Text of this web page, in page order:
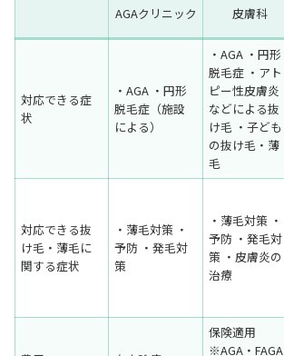
AGAクリニック 皮膚科
対応できる症
状
・AGA ・円形
脱毛症（施設
による）
・AGA ・円形
脱毛症 ・アト
ピー性皮膚炎
などによる抜
け毛 ・子ども
の抜け毛・薄
毛
対応できる抜
け毛・薄毛に
関する症状
・薄毛対策 ・
予防 ・発毛対
策
・薄毛対策 ・
予防 ・発毛対
策 ・皮膚炎の
治療
保険適用
※AGA・FAGA